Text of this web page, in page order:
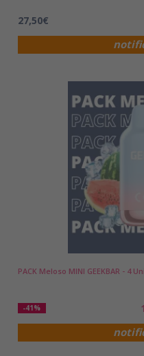
27,50€
PACK Meloso MINI GEEKBAR - 4
-41%